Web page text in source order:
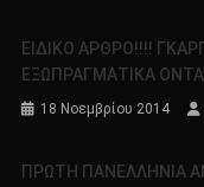
ΕΙΔΙΚΟ ΑΡΘΡΟ!!!!
ΕΞΩΠΡΑΓΜΑΤΙΚΑ
18 Νοεμβρίου 2014
ΠΡΩΤΗ ΠΑΝΕΛΛΗΝΙΑ